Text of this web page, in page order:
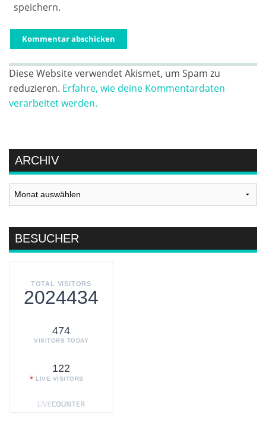
speichern.
Diese Website verwendet Akismet, um Spam zu
reduzieren. Erfahre, wie deine Kommentardaten
verarbeitet werden.
ARCHIV
Archiv
BESUCHER
TOTAL VISITORS
2024434
474
VISITORS TODAY
122
LIVE VISITORS